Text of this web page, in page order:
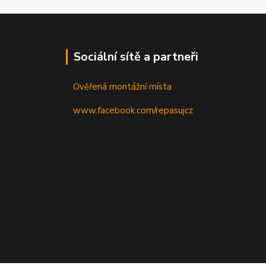
Sociální sítě a partneři
Ověřená montážní místa
www.facebook.com/repasujcz